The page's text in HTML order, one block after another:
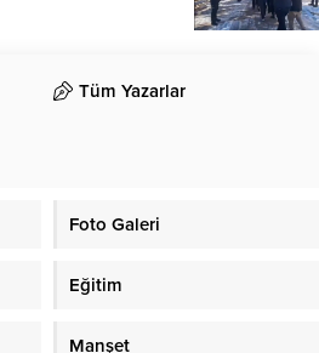
Tüm Yazarlar
Foto Galeri
Eğitim
Manşet